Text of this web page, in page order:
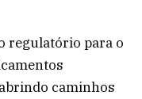
regulatório para o
caminhos